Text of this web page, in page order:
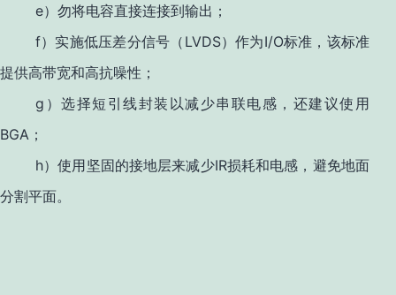
e）勿将电容直接连接到输出；
f）实施低压差分信号（ LVDS）作为I/O标准，该标准
提供高带宽和高抗噪性；
g ）选择短引线封装以减少串联电感，还建议使用
BGA ；
h）使用坚固的接地层来减少IR损耗和电感，避免地面
分割平面。